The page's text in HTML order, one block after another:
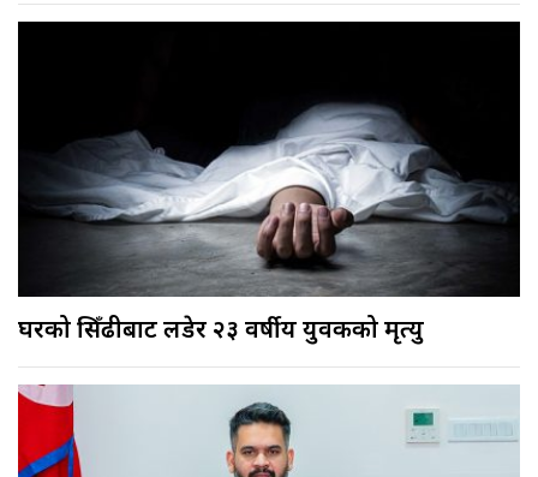
घरको सिँढीबाट लडेर २३ वर्षीय युवकको मृत्यु